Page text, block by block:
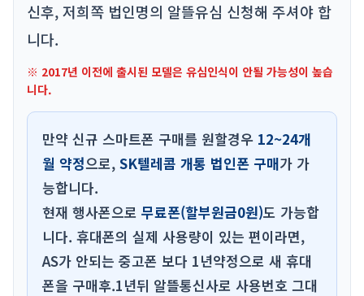
신후, 저희쪽 법인명의 알뜰유심 신청해 주셔야 합
니다.
※ 2017년 이전에 출시된 모델은 유심인식이 안될 가능성이 높습
니다.
만약 신규 스마트폰 구매를 원할경우 12~24개
월 약정으로, SK텔레콤 개통 법인폰 구매가 가
능합니다.
현재 행사폰으로 무료폰(할부원금0원)도 가능합
니다. 휴대폰의 실제 사용량이 있는 편이라면,
AS가 안되는 중고폰 보다 1년약정으로 새 휴대
폰을 구매후.1년뒤 알뜰통신사로 사용번호 그대